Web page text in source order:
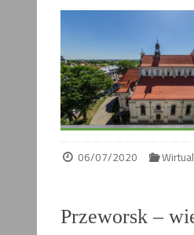
06/07/2020
Przeworsk –